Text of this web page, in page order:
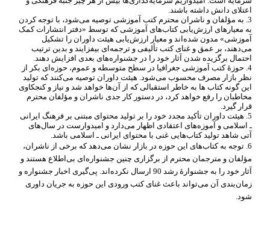
اعتلای دانش داشته باشند.
3. به مؤلفان و ناشران محترم کتب آموزشی توصیه می
شود، با توجه کردن
به معیارهای ارزشیابی کتابهای آموزشی که توسط «دفتر انتشارات کمک
آموزشی» مدون شده اند و معیار ارزشیابی هیئت داوران را تشکیل
میدهند، بر عمق و غنای کتب تألیفی و ترجمه ای بیفزایند و بدین ترتیب
احتمال برگزیده شدن آثار خود را در جشنوارههای بعدی افزایش دهند.
4. حوزۀ کتب آموزشی جغرافیا در سطح متوسطه و عموم، حوزه
ای بکر از
نظر بازار مصرف محسوب میشود. هیئت داوران توصیه میکنند که تولید
این گونه کتاب ها به خاطر استقبالی که از آنها خواهد شد و نیاز و کنجکاوی
مخاطبان را رفع خواهد کرد، در دستور کار جدی ناشران و مؤلفان محترم
قرار گیرد.
5. هیئت داوران تأکید مجدد خود را بر تولید محتوای مبتنی بر فرهنگ ایرانی
ـ اسلامی و آموزههای اعتقادی اظهار میدارد و امیدوارست در سالهای
آتی شاهد تولید کتابهایی غنی با محتوای ایرانی ـ اسلامی باشد.
6. توجه به کتاب
های این حوزه در بازار نشان میدهد که برخی از ناشران،
مؤلفان و مترجمان محترم از برگزاری چنین جشنواره ای بیاطلاع هستند و
آثار خود را به جشنوارۀ رشد 90 ارسال نکرده
اند. پیگیری اخبار جشنواره و
زمانبندی آن میتواند باعث غنای کتب ورودی این حوزه به جریان داوری
شود.